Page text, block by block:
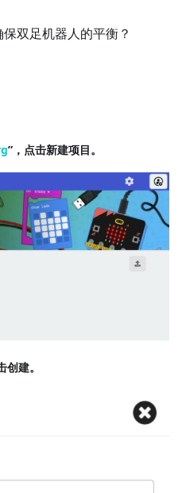
双足机器人的平衡？
”，点击新建项目。
创建。